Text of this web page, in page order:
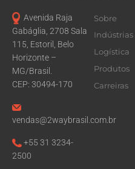
Avenida Raja
Gabáglia, 2708 Sala
115, Estoril, Belo
Horizonte –
MG/Brasil.
CEP: 30494-170
vendas@2waybrasil.com.br
+55 31 3234-
2500
Sobre
Indústrias
Logística
Produtos
Carreiras